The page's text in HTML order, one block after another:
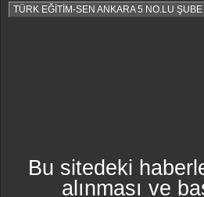
TÜRK EĞİTİM-SEN ANKARA 5 NO.LU ŞUBE
Bu sitedeki
alınması ve